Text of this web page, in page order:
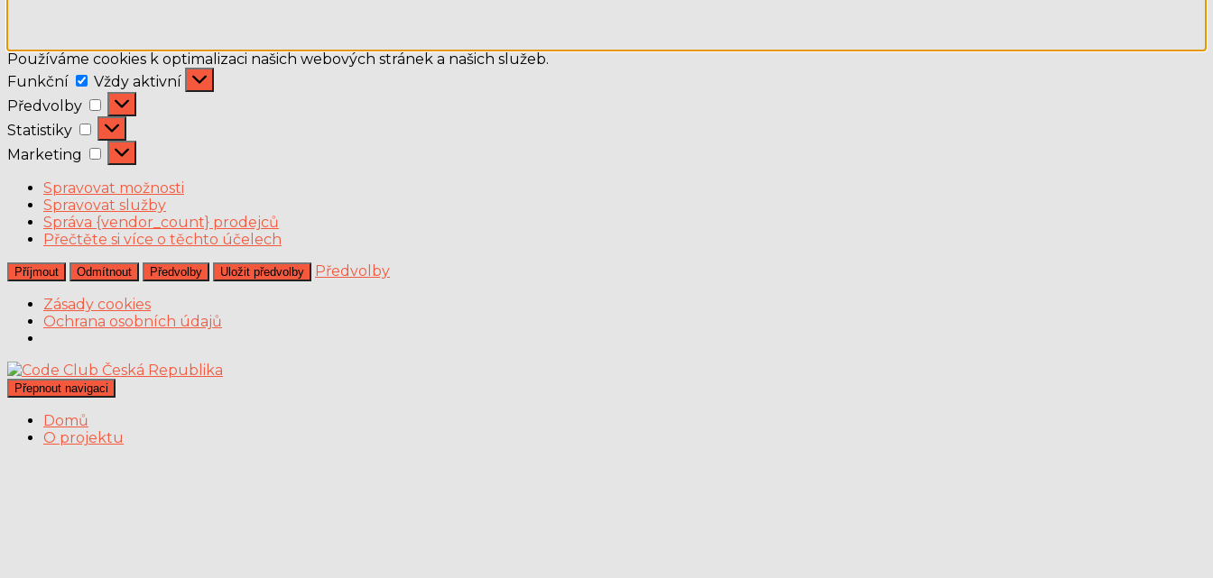
Používáme cookies k optimalizaci našich webových stránek a našich služeb.
Funkční
Funkční
Vždy aktivní
Předvolby
Předvolby
Statistiky
Statistiky
Marketing
Marketing
Spravovat možnosti
Spravovat služby
Správa {vendor_count} prodejců
Přečtěte si více o těchto účelech
Příjmout Odmítnout Předvolby Uložit předvolby
Předvolby
Zásady cookies
Ochrana osobních údajů
Přepnout navigaci
Domů
O projektu